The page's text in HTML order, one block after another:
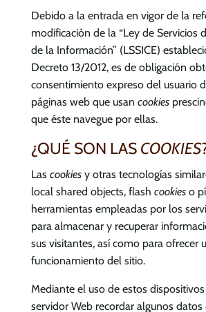
Debido a la entrada en vigor de la
modificación de la “Ley de Servicios
de la Información” (LSSICE)
Decreto 13/2012, es de obligación
consentimiento expreso del usuario
páginas web que usan cookies
que éste navegue por ellas.
¿QUÉ SON LAS COOKIES
Las cookiesy otras tecnologías
local shared objects, flash cookieso
herramientas empleadas por los
para almacenar y recuperar
sus visitantes, así como para ofrecer
funcionamiento del sitio.
Mediante el uso de estos
servidor Web recordar algunos datos